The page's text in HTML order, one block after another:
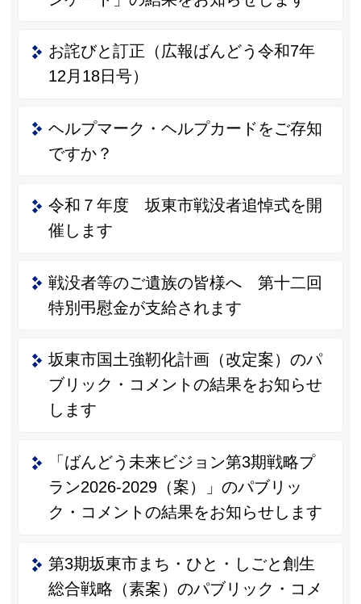
お詫びと訂正（広報ばんどう令和7年
12月18日号）
ヘルプマーク・ヘルプカードをご存知
ですか？
令和７年度 坂東市戦没者追悼式を開
催します
戦没者等のご遺族の皆様へ 第十二回
特別弔慰金が支給されます
坂東市国土強靭化計画（改定案）のパ
ブリック・コメントの結果をお知らせ
します
「ばんどう未来ビジョン第3期戦略プ
ラン2026-2029（案）」のパブリッ
ク・コメントの結果をお知らせします
第3期坂東市まち・ひと・しごと創生
総合戦略（素案）のパブリック・コメ